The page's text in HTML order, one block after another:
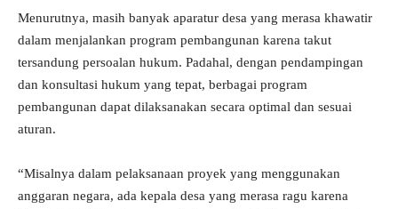
Menurutnya, masih banyak aparatur desa yang merasa khawatir
dalam menjalankan program pembangunan karena takut
tersandung persoalan hukum. Padahal, dengan pendampingan
dan konsultasi hukum yang tepat, berbagai program
pembangunan dapat dilaksanakan secara optimal dan sesuai
aturan.
“Misalnya dalam pelaksanaan proyek yang menggunakan
anggaran negara, ada kepala desa yang merasa ragu karena